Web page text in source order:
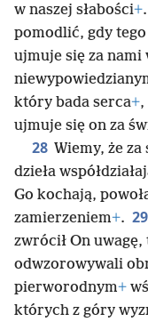
w naszej słabości+
pomodlić, gdy
ujmuje się za nami
który bada serca+,
ujmuje się on za
28 Wiemy, że
dzieła
Go kochają,
zamierzeniem+. 29
zwrócił On
odwzorowywali
pierworodnym+
których z góry